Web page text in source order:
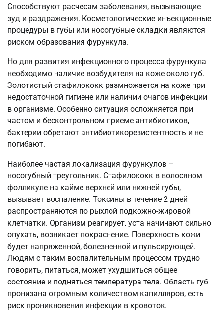
Способствуют расчесам заболевания, вызывающие
зуд и раздражения. Косметологические инъекционные
процедуры в губы или носогубные складки являются
риском образования фурункула.
Но для развития инфекционного процесса фурункула
необходимо наличие возбудителя на коже около губ.
Золотистый стафилококк размножается на коже при
недостаточной гигиене или наличии очагов инфекции
в организме. Особенно ситуация осложняется при
частом и бесконтрольном приеме антибиотиков,
бактерии обретают антибиотикорезистентность и не
погибают.
Наиболее частая локализация фурункулов –
носогубный треугольник. Стафилококк в волосяном
фолликуле на кайме верхней или нижней губы,
вызывает воспаление. Токсины в течение 2 дней
распространяются по рыхлой подкожно-жировой
клетчатки. Организм реагирует, уста начинают сильно
опухать, возникает покраснение. Поверхность кожи
будет напряженной, болезненной и пульсирующей.
Людям с таким воспалительным процессом трудно
говорить, питаться, может ухудшиться общее
состояние и подняться температура тела. Область губ
пронизана огромным количеством капилляров, есть
риск проникновения инфекции в кровоток.